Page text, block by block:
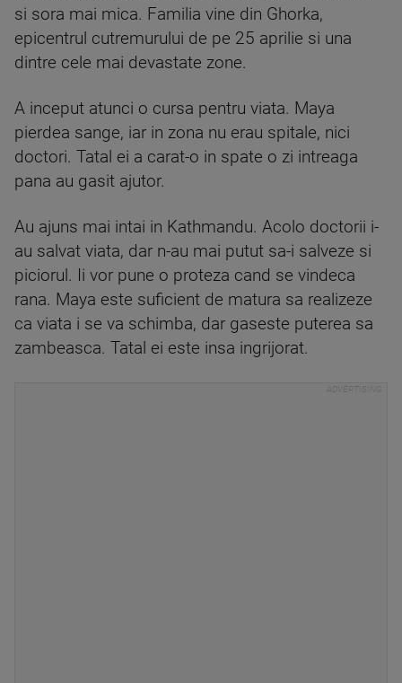
si sora mai mica. Familia vine din Ghorka,
epicentrul cutremurului de pe 25 aprilie si una
dintre cele mai devastate zone.
A inceput atunci o cursa pentru viata. Maya
pierdea sange, iar in zona nu erau spitale, nici
doctori. Tatal ei a carat-o in spate o zi intreaga
pana au gasit ajutor.
Au ajuns mai intai in Kathmandu. Acolo doctorii i-
au salvat viata, dar n-au mai putut sa-i salveze si
piciorul. Ii vor pune o proteza cand se vindeca
rana. Maya este suficient de matura sa realizeze
ca viata i se va schimba, dar gaseste puterea sa
zambeasca. Tatal ei este insa ingrijorat.